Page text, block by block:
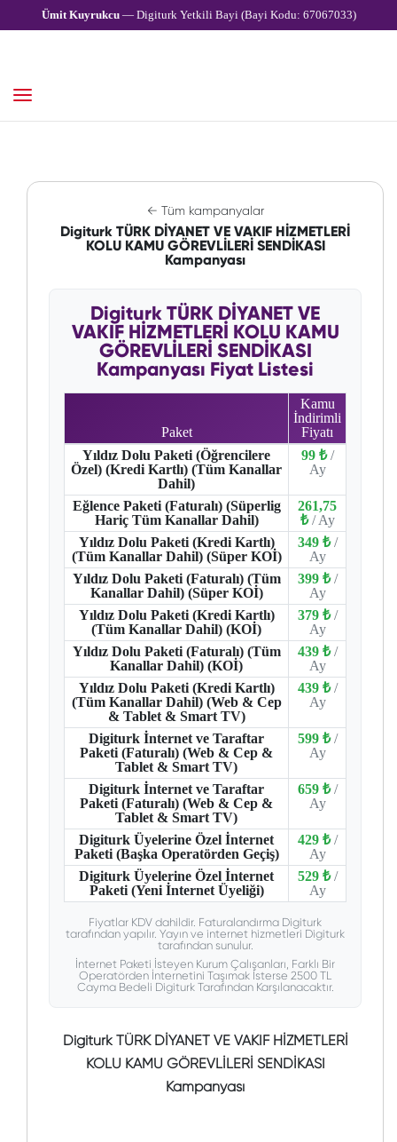
Ümit Kuyrukcu— Digiturk Yetkili Bayi (Bayi Kodu: 67067033)
← Tüm kampanyalar
Digiturk TÜRK DİYANET VE VAKIF HİZMETLERİ
KOLU KAMU GÖREVLİLERİ SENDİKASI
Kampanyası
Digiturk TÜRK DİYANET VE
VAKIF HİZMETLERİ KOLU KAMU
GÖREVLİLERİ SENDİKASI
Kampanyası Fiyat Listesi
Paket
Kamu
İndirimli
Fiyatı
Yıldız Dolu Paketi (Öğrencilere
Özel) (Kredi Kartlı) (Tüm Kanallar
Dahil)
99 ₺ /
Ay
Eğlence Paketi (Faturalı) (Süperlig
Hariç Tüm Kanallar Dahil)
261,75
₺ / Ay
Yıldız Dolu Paketi (Kredi Kartlı)
(Tüm Kanallar Dahil) (Süper KOİ)
349 ₺ /
Ay
Yıldız Dolu Paketi (Faturalı) (Tüm
Kanallar Dahil) (Süper KOİ)
399 ₺ /
Ay
Yıldız Dolu Paketi (Kredi Kartlı)
(Tüm Kanallar Dahil) (KOİ)
379 ₺ /
Ay
Yıldız Dolu Paketi (Faturalı) (Tüm
Kanallar Dahil) (KOİ)
439 ₺ /
Ay
Yıldız Dolu Paketi (Kredi Kartlı)
(Tüm Kanallar Dahil) (Web & Cep
& Tablet & Smart TV)
439 ₺ /
Ay
Digiturk İnternet ve Taraftar
Paketi (Faturalı) (Web & Cep &
Tablet & Smart TV)
599 ₺ /
Ay
Digiturk İnternet ve Taraftar
Paketi (Faturalı) (Web & Cep &
Tablet & Smart TV)
659 ₺ /
Ay
Digiturk Üyelerine Özel İnternet
Paketi (Başka Operatörden Geçiş)
429 ₺ /
Ay
Digiturk Üyelerine Özel İnternet
Paketi (Yeni İnternet Üyeliği)
529 ₺ /
Ay
Fiyatlar KDV dahildir. Faturalandırma Digiturk
tarafından yapılır. Yayın ve internet hizmetleri Digiturk
tarafından sunulur.
İnternet Paketi İsteyen Kurum Çalışanları, Farklı Bir
Operatörden İnternetini Taşımak İsterse 2500 TL
Cayma Bedeli Digiturk Tarafından Karşılanacaktır.
Digiturk TÜRK DİYANET VE VAKIF HİZMETLERİ
KOLU KAMU GÖREVLİLERİ SENDİKASI
Kampanyası